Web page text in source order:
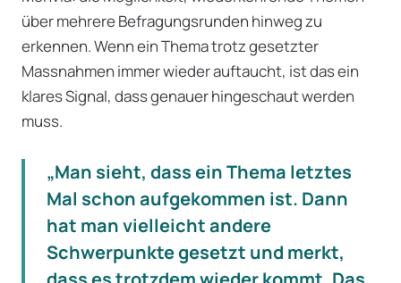
über mehrere Befragungsrunden hinweg zu
erkennen. Wenn ein Thema trotz gesetzter
Massnahmen immer wieder auftaucht, ist das ein
klares Signal, dass genauer hingeschaut werden
muss.
„Man sieht, dass ein Thema letztes
Mal schon aufgekommen ist. Dann
hat man vielleicht andere
Schwerpunkte gesetzt und merkt,